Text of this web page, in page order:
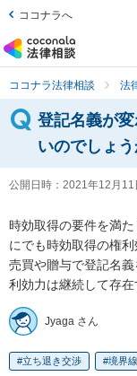
ココナラへ
ココナラ法律相談 法
登記名義が
いのでしょ
公開日時： 2021年12月11
時効取得の要件を満
にでも時効取得の権
売買や贈与で登記名
利効力は継続して存
Jyaga さん
立ち退き交渉 境界線